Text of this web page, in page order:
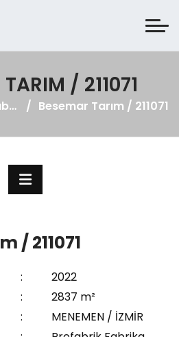
/ 211071
Prefabrik Fabrika Besemar Tarım / 211071
/ 211071
:
2022
:
2837 m²
:
MENEMEN / İZMİR